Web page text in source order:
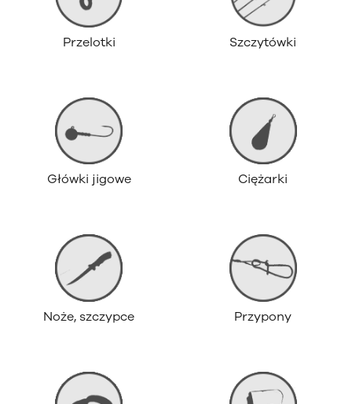
Przelotki Szczytówki
Główki jigowe Ciężarki
Noże, szczypce Przypony